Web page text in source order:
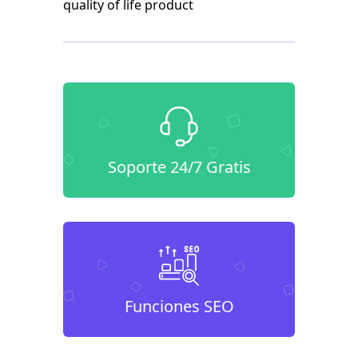
quality of life product
Soporte 24/7 Gratis
Funciones SEO